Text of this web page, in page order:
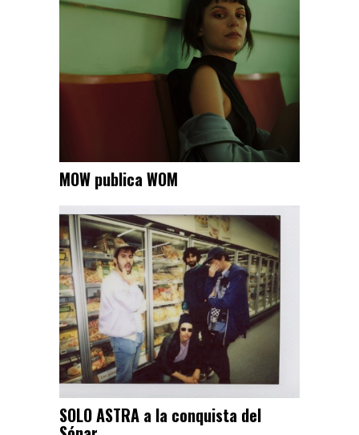
MOW publica WOM
SOLO ASTRA a la conquista del